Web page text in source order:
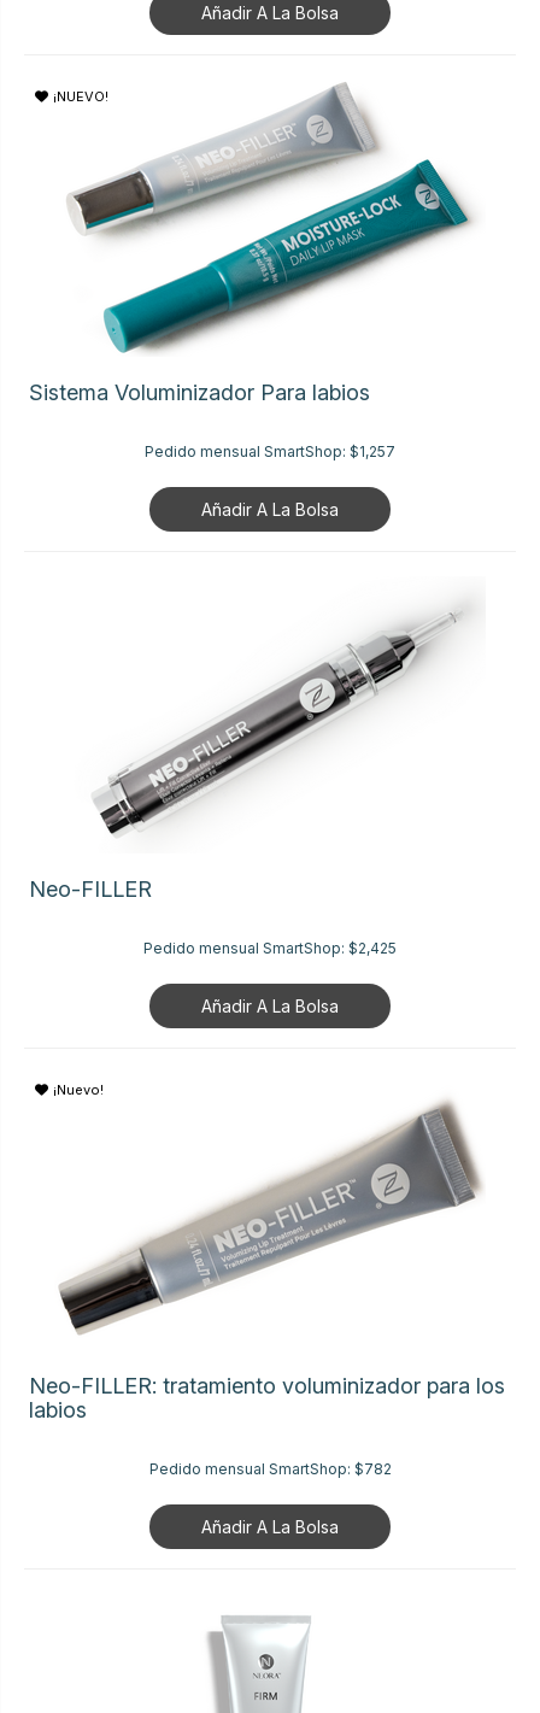
Añadir A La Bolsa
¡NUEVO!
Sistema Voluminizador Para labios
Pedido mensual SmartShop: $1,257
Añadir A La Bolsa
Neo-FILLER
Pedido mensual SmartShop: $2,425
Añadir A La Bolsa
¡Nuevo!
Neo-FILLER: tratamiento voluminizador para los
labios
Pedido mensual SmartShop: $782
Añadir A La Bolsa